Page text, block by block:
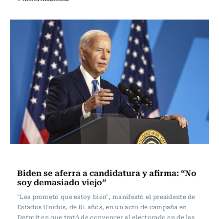
Biden se aferra a candidatura y afirma: “No
soy demasiado viejo”
"Les prometo que estoy bien", manifestó el presidente de
Estados Unidos, de 81 años, en un acto de campaña en
Detroit en que trató de convencer al electorado en de las